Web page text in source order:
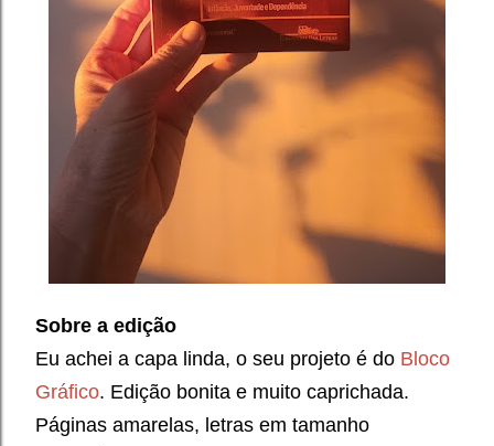
Sobre a edição
Eu achei a capa linda, o seu projeto é do Bloco
Gráfico. Edição bonita e muito caprichada.
Páginas amarelas, letras em tamanho